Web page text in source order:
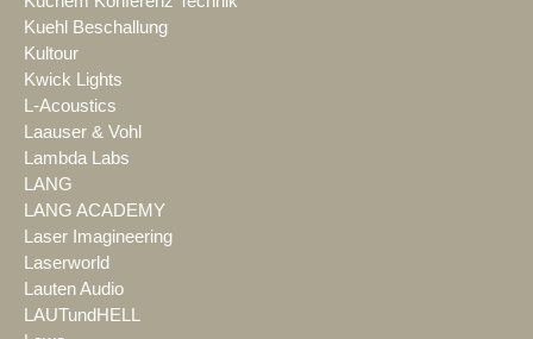
Kuehl Beschallung
Kultour
Kwick Lights
L-Acoustics
Laauser & Vohl
Lambda Labs
LANG
LANG ACADEMY
Laser Imagineering
Laserworld
Lauten Audio
LAUTundHELL